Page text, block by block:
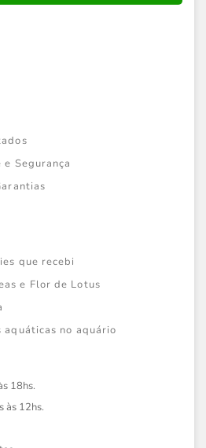
Segurança
que recebi
e Flor de Lotus
no aquário
18hs.
às 12hs.